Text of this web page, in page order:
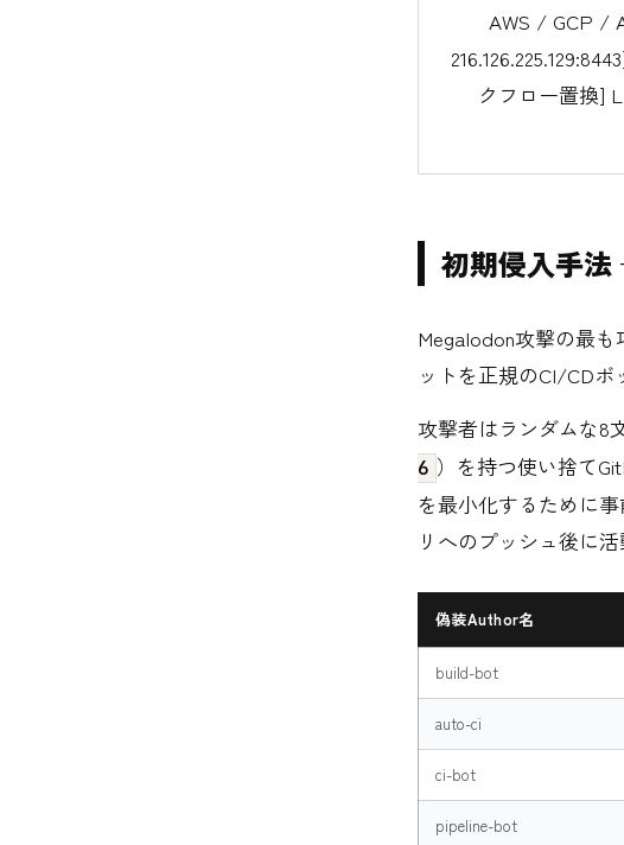
AWS / GCP /
クフロー置換]
初期侵入手
Megalodon攻撃の最も
ットを正規のCI/CDボ
攻撃者はランダムな8
6 ）を持つ使い捨て
を最小化するために
リへのプッシュ後に活
偽装Author名
build-bot
auto-ci
ci-bot
pipeline-bot